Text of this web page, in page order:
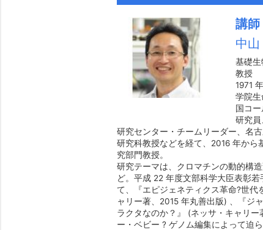
講師
中山
基礎
教授
1971
学院
国コ
研究
研究センター・チームリーダー、名
研究科教授などを経て、2016 年から
究部門教授。
研究テーマは、クロマチンの動的構
ど。平成 22 年度文部科学大臣表彰
て、『エピジェネティクス革命?世
ャリー著、2015 年丸善出版) 、『ジ
ラクタなのか？』 (ネッサ・キャリ
ー・ベビー ? ゲノム編集によって迫